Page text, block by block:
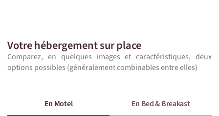
Votre hébergement sur place
Comparez, en quelques images et caractéristiques, deux
options possibles (généralement combinables entre elles)
En Motel En Bed & Breakast